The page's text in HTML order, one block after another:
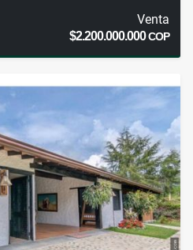
Venta
$2.200.000.000COP